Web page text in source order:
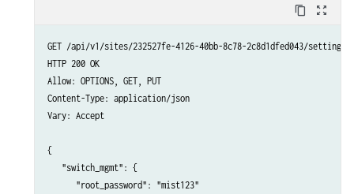
content_copy zoom_out_map
GET /api/v1/sites/232527fe-4126-40bb-8c78-2c8d1dfed043/setting
HTTP 200 OK
Allow: OPTIONS, GET, PUT
Content-Type: application/json
Vary: Accept
{
   "switch_mgmt": {
      "root_password": "mist123"